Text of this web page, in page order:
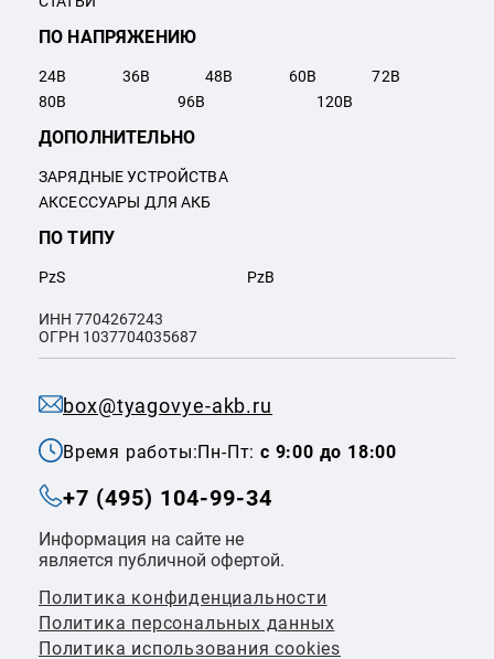
box@tyagovye-akb.ru
Время работы:Пн-Пт:с 9:00 до 18:00
+7 (495) 104-99-34
Информация на сайте не
является публичной офертой.
Политика конфиденциальности
Политикa персональных данных
Политика использования cookies
ПО НАПРЯЖЕНИЮ
24В 36В 48В 60В 72В
80В 96В 120В
ПО ТИПУ
PzS PzB
ДОПОЛНИТЕЛЬНО
ЗАРЯДНЫЕ УСТРОЙСТВА
АКСЕССУАРЫ ДЛЯ АКБ
ИНН 7704267243
ОГРН 1037704035687